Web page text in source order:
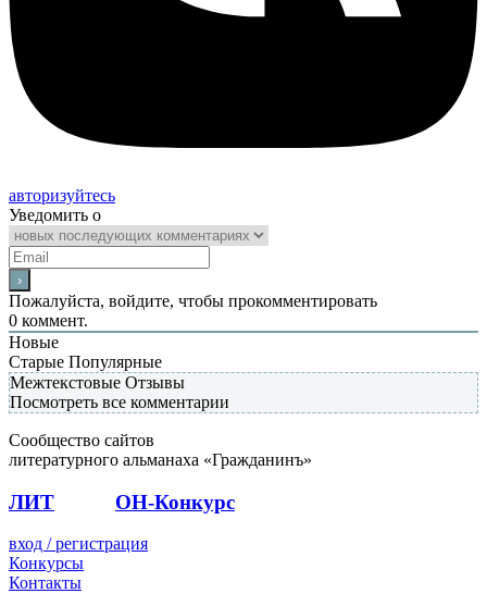
авторизуйтесь
Уведомить о
Пожалуйста, войдите, чтобы прокомментировать
0 коммент.
Новые
Старые Популярные
Межтекстовые Отзывы
Посмотреть все комментарии
Сообщество сайтов
литературного альманаха «Гражданинъ»
ЛИТ ОН-Конкурс
вход / регистрация
Конкурсы
Контакты